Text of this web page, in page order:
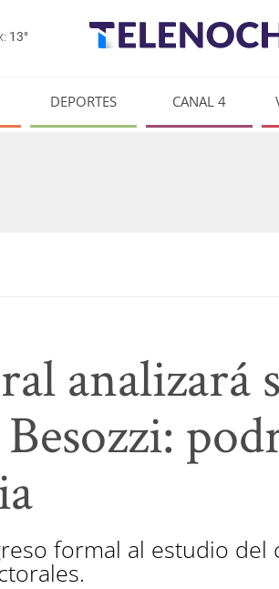
13°
DEPORTES CANAL 4
analizará
formal al estudio del